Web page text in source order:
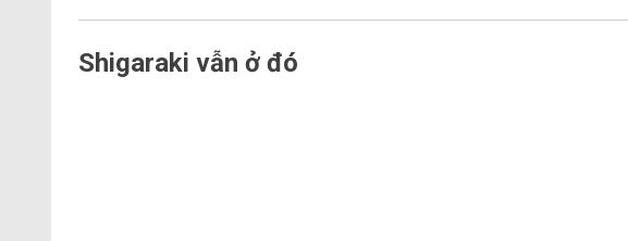
Shigaraki vẫn ở đó